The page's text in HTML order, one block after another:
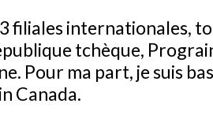
filiales internationales,
tchèque,
Pour ma part, je suis
Canada.